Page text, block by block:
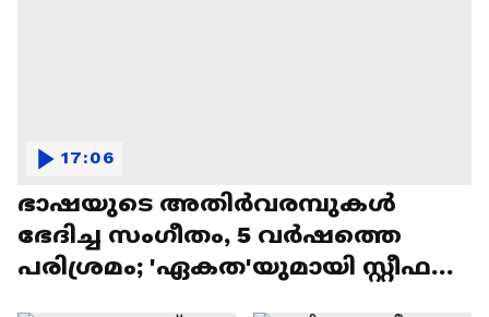
ഭാഷയുടെ അതിർവരമ്പുകൾ
ഭേദിച്ച സംഗീതം, 5 വർഷത്തെ
പരിശ്രമം; 'ഏകത'യുമായി സ്റ്റീഫൻ
17:06